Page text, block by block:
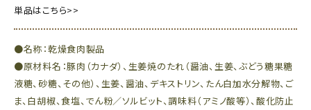
単品はこちら>>
●名称：乾燥食肉製品
●原材料名：豚肉（カナダ）、生姜焼のたれ（醤油、生姜、ぶどう糖果糖
液糖、砂糖、その他）、生姜、醤油、デキストリン、たん白加水分解物、ご
ま、白胡椒、食塩、でん粉／ソルビット、調味料（アミノ酸等）、酸化防止